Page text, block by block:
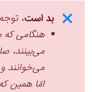
بد است،
هنگامی
می‌بینند،
می‌خوانند و
امّا همین